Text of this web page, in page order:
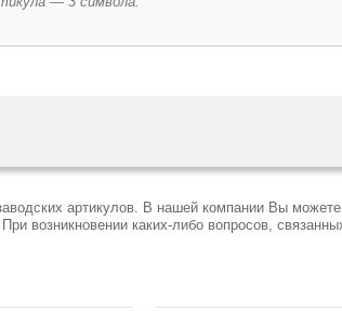
артикулов. В нашей компании Вы
возникновении каких-либо вопросов,